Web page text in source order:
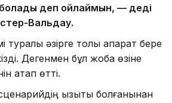
деп ойлаймын, — деді
Вальдау.
әзірге толық ақпарат бере
Дегенмен бұл жоба өзіне
атап өтті.
қызықты болғанынан